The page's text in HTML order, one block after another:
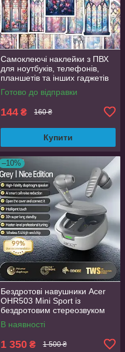
Самоклеючі наклейки з ПВХ
для ноутбуків, телефонів,
планшетів та інших гаджетів
50 шт. яскраві дизайни
Готово до відправки
144 ₴ 160 ₴
Купити
–10%
Бездротові навушники Acer
OHR503 Mini Sport із
бездротовим стереозвуком
Grey
В наявності
1 350 ₴ 1 500 ₴